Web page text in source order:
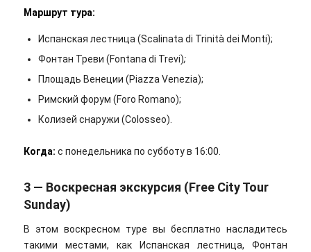
Маршрут тура:
Испанская лестница (Scalinata di Trinità dei Monti);
Фонтан Треви (Fontana di Trevi);
Площадь Венеции (Piazza Venezia);
Римский форум (Foro Romano);
Колизей снаружи (Colosseo).
Когда: с понедельника по субботу в 16:00.
3 — Воскресная экскурсия (Free City Tour
Sunday)
В этом воскресном туре вы бесплатно насладитесь
такими местами, как Испанская лестница, Фонтан